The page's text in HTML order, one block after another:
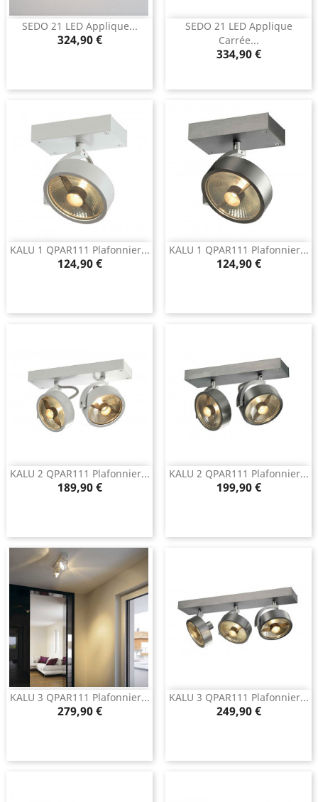
SEDO 21 LED Applique...
Prix
324,90 €
SEDO 21 LED Applique
Carrée...
Prix
334,90 €
KALU 1 QPAR111 Plafonnier...
Prix
124,90 €
KALU 1 QPAR111 Plafonnier...
Prix
124,90 €
KALU 2 QPAR111 Plafonnier...
Prix
189,90 €
KALU 2 QPAR111 Plafonnier...
Prix
199,90 €
KALU 3 QPAR111 Plafonnier...
Prix
279,90 €
KALU 3 QPAR111 Plafonnier...
Prix
249,90 €